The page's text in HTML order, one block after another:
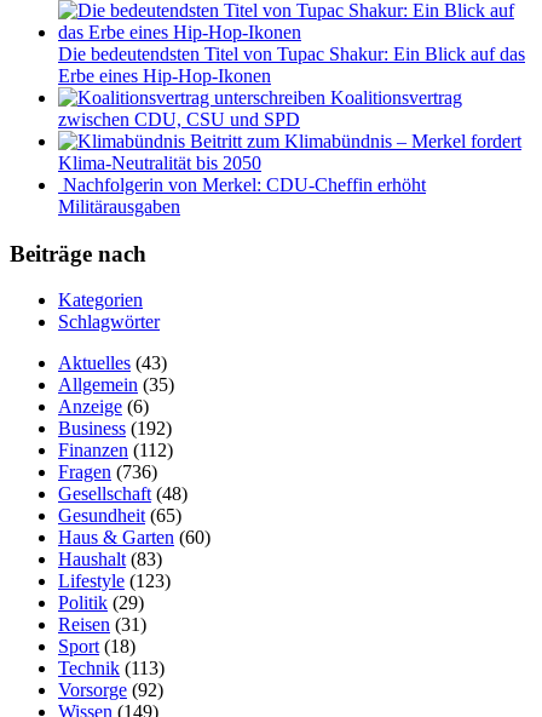
Die bedeutendsten Titel von Tupac Shakur: Ein Blick auf das
Erbe eines Hip-Hop-Ikonen
Koalitionsvertrag
zwischen CDU, CSU und SPD
Beitritt zum Klimabündnis – Merkel fordert
Klima-Neutralität bis 2050
Nachfolgerin von Merkel: CDU-Cheffin erhöht
Militärausgaben
Beiträge nach
Kategorien
Schlagwörter
Aktuelles (43)
Allgemein (35)
Anzeige (6)
Business (192)
Finanzen (112)
Fragen (736)
Gesellschaft(48)
Gesundheit(65)
Haus & Garten (60)
Haushalt(83)
Lifestyle (123)
Politik (29)
Reisen (31)
Sport(18)
Technik (113)
Vorsorge (92)
Wissen (149)